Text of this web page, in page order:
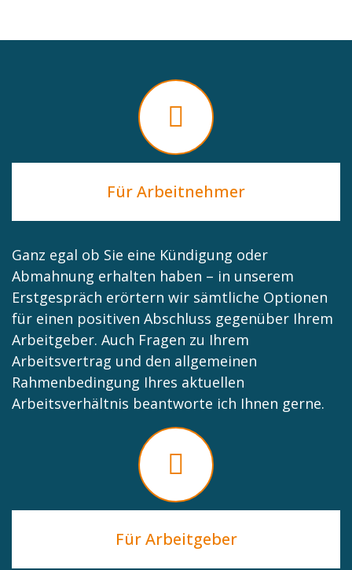
Für Arbeitnehmer
Ganz egal ob Sie eine Kündigung oder
Abmahnung erhalten haben – in unserem
Erstgespräch erörtern wir sämtliche Optionen
für einen positiven Abschluss gegenüber Ihrem
Arbeitgeber. Auch Fragen zu Ihrem
Arbeitsvertrag und den allgemeinen
Rahmenbedingung Ihres aktuellen
Arbeitsverhältnis beantworte ich Ihnen gerne.
Für Arbeitgeber